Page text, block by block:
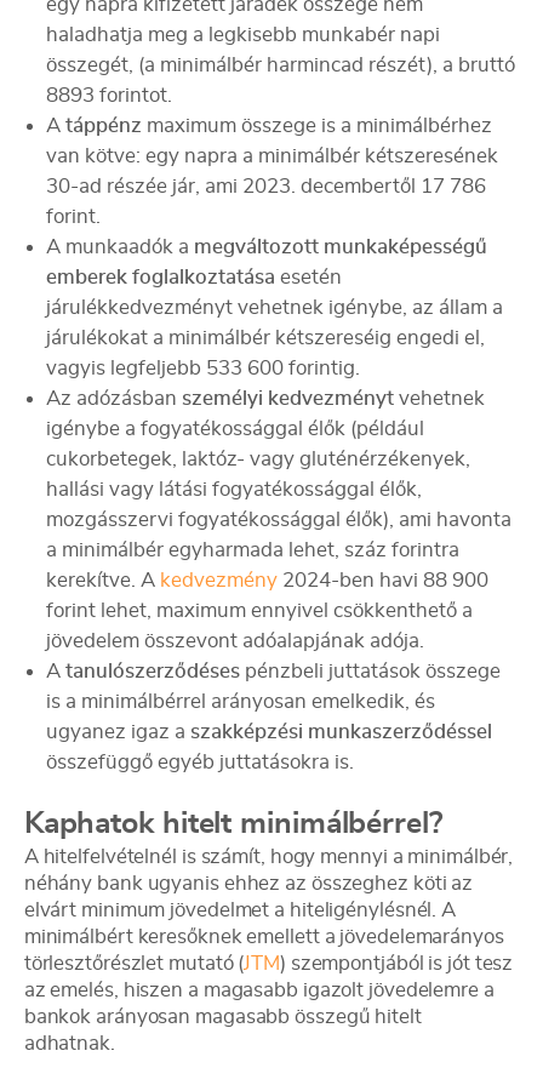
egy napra kifizetett járadék összege nem
haladhatja meg a legkisebb munkabér napi
összegét, (a minimálbér harmincad részét), a bruttó
8893 forintot.
Atáppénz maximum összege is a minimálbérhez
van kötve: egy napra a minimálbér kétszeresének
30-ad részée jár, ami 2023. decembertől 17 786
forint.
A munkaadók a megváltozott munkaképességű
emberek foglalkoztatása esetén
járulékkedvezményt vehetnek igénybe, az állam a
járulékokat a minimálbér kétszereséig engedi el,
vagyis legfeljebb 533 600 forintig.
Az adózásban személyi kedvezménytvehetnek
igénybe a fogyatékossággal élők (például
cukorbetegek, laktóz- vagy gluténérzékenyek,
hallási vagy látási fogyatékossággal élők,
mozgásszervi fogyatékossággal élők), ami havonta
a minimálbér egyharmada lehet, száz forintra
kerekítve. A kedvezmény2024-ben havi 88 900
forint lehet, maximum ennyivel csökkenthető a
jövedelem összevont adóalapjának adója.
A tanulószerződésespénzbeli juttatások összege
is a minimálbérrel arányosan emelkedik, és
ugyanez igaz a szakképzési munkaszerződéssel
összefüggő egyéb juttatásokra is.
Kaphatok hitelt minimálbérrel?
A hitelfelvételnél is számít, hogy mennyi a minimálbér,
néhány bank ugyanis ehhez az összeghez köti az
elvárt minimum jövedelmet a hiteligénylésnél. A
minimálbért keresőknek emellett a jövedelemarányos
törlesztőrészlet mutató (JTM) szempontjából is jót tesz
az emelés, hiszen a magasabb igazolt jövedelemre a
bankok arányosan magasabb összegű hitelt
adhatnak.